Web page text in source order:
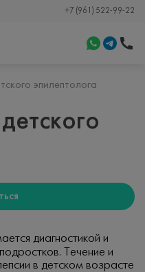
+7 (961) 522-99-22
эпилептолога
диагностикой и
Течение и
в детском возрасте